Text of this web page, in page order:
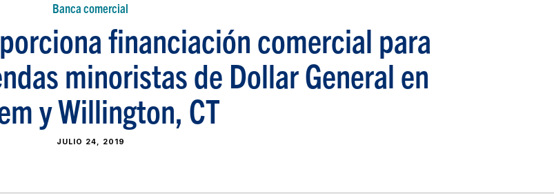
Banca comercial
financiación comercial para
minoristas de Dollar General en
y Willington, CT
JULIO 24, 2019